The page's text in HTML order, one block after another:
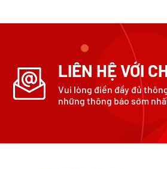
LIÊN HỆ VỚI
Vui lòng điền đầy đủ
những thông báo sớm